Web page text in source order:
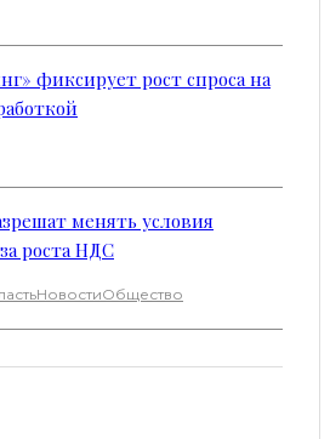
фиксирует рост спроса на
менять условия
роста НДС
НовостиОбщество